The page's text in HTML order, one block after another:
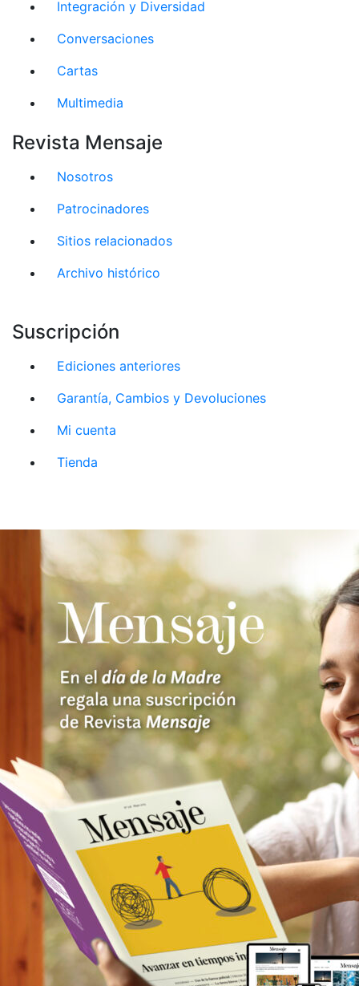
Integración y Diversidad
Conversaciones
Cartas
Multimedia
Revista Mensaje
Nosotros
Patrocinadores
Sitios relacionados
Archivo histórico
Suscripción
Ediciones anteriores
Garantía, Cambios y Devoluciones
Mi cuenta
Tienda